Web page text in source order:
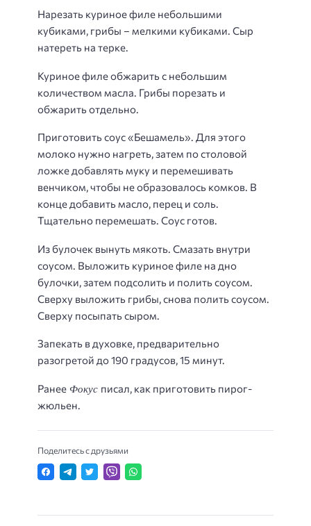
Нарезать куриное филе небольшими
кубиками, грибы – мелкими кубиками. Сыр
натереть на терке.
Куриное филе обжарить с небольшим
количеством масла. Грибы порезать и
обжарить отдельно.
Приготовить соус «Бешамель». Для этого
молоко нужно нагреть, затем по столовой
ложке добавлять муку и перемешивать
венчиком, чтобы не образовалось комков. В
конце добавить масло, перец и соль.
Тщательно перемешать. Соус готов.
Из булочек вынуть мякоть. Смазать внутри
соусом. Выложить куриное филе на дно
булочки, затем подсолить и полить соусом.
Сверху выложить грибы, снова полить соусом.
Сверху посыпать сыром.
Запекать в духовке, предварительно
разогретой до 190 градусов, 15 минут.
Ранее Фокус писал, как приготовить пирог-
жюльен.
Поделитесь с друзьями